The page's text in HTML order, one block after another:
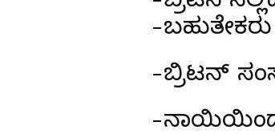
-
-ಬ್ರಿಟನ್‌
-